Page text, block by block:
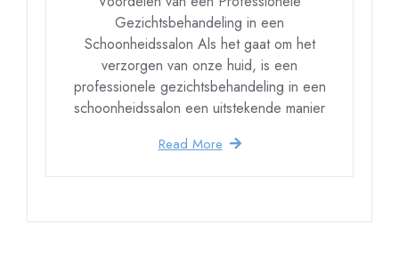
Gezichtsbehandeling in een
Schoonheidssalon Als het gaat om het
verzorgen van onze huid, is een
professionele gezichtsbehandeling in een
schoonheidssalon een uitstekende manier
Read More